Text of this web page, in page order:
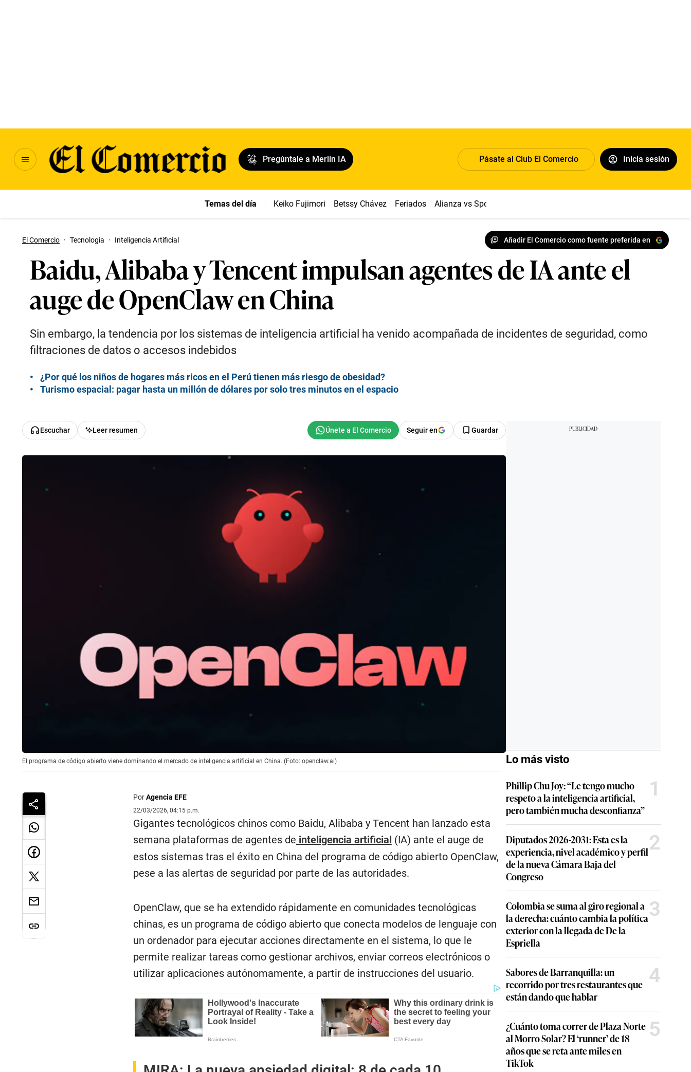
Pregúntale a Merlín IA Pásate al Club El Comercio Inicia sesión
Temas del día Keiko Fujimori Betssy Chávez Feriados Alianza vs Sport Boys
El Comercio · Tecnologia · Inteligencia Artificial Añadir El Comercio como fuente preferida en
Baidu, Alibaba y Tencent impulsan agentes de IA ante el
auge de OpenClaw en China
Sin embargo, la tendencia por los sistemas de inteligencia artificial ha venido acompañada de incidentes de seguridad, como
filtraciones de datos o accesos indebidos
¿Por qué los niños de hogares más ricos en el Perú tienen más riesgo de obesidad?
Turismo espacial: pagar hasta un millón de dólares por solo tres minutos en el espacio
Escuchar Leer resumen Seguir en Guardar
El programa de código abierto viene dominando el mercado de inteligencia artificial en China. (Foto: openclaw.ai)
PorAgencia EFE
22/03/2026, 04:15 p.m.
Gigantes tecnológicos chinos como Baidu, Alibaba y Tencent han lanzado esta
semana plataformas de agentes de inteligencia artificial (IA) ante el auge de
estos sistemas tras el éxito en China del programa de código abierto OpenClaw,
pese a las alertas de seguridad por parte de las autoridades.
OpenClaw, que se ha extendido rápidamente en comunidades tecnológicas
chinas, es un programa de código abierto que conecta modelos de lenguaje con
un ordenador para ejecutar acciones directamente en el sistema, lo que le
permite realizar tareas como gestionar archivos, enviar correos electrónicos o
utilizar aplicaciones autónomamente, a partir de instrucciones del usuario.
Lo más visto
Phillip Chu Joy: “Le tengo mucho
respeto a la inteligencia artificial,
pero también mucha desconfianza”
1
Diputados 2026-2031: Esta es la
experiencia, nivel académico y perfil
de la nueva Cámara Baja del
Congreso
2
Colombia se suma al giro regional a
la derecha: cuánto cambia la política
exterior con la llegada de De la
Espriella
3
Sabores de Barranquilla: un
recorrido por tres restaurantes que
están dando que hablar
4
¿Cuánto toma correr de Plaza Norte
al Morro Solar? El ‘runner’ de 18
años que se reta ante miles en
TikTok
5